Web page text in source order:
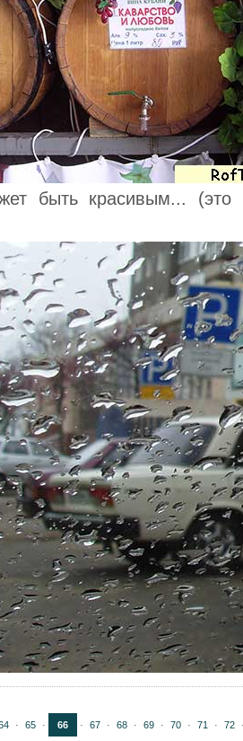
быть красивым... (это
· 65 · 66 · 67 · 68 · 69 · 70 · 71 · 72